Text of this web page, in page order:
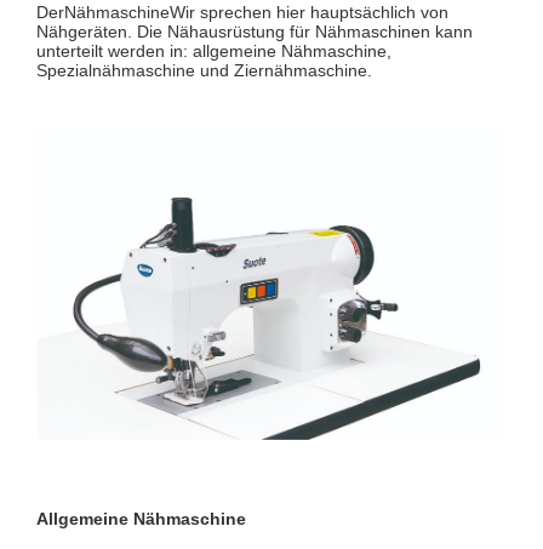
DerNähmaschineWir sprechen hier hauptsächlich von
Nähgeräten. Die Nähausrüstung für Nähmaschinen kann
unterteilt werden in: allgemeine Nähmaschine,
Spezialnähmaschine und Ziernähmaschine.
Allgemeine Nähmaschine